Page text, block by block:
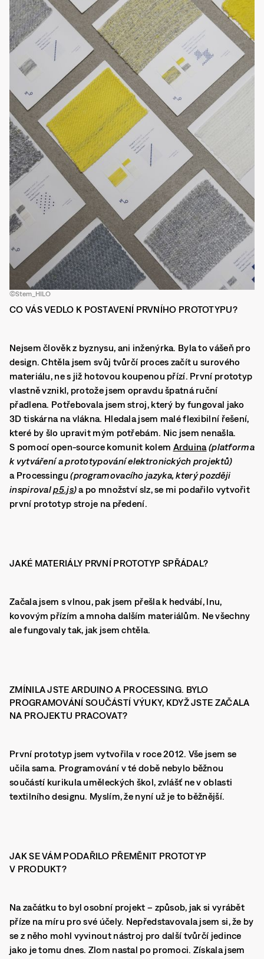
©Stem_HILO
CO VÁS VEDLO K POSTAVENÍ PRVNÍHO PROTOTYPU?
Nejsem člověk z byznysu, ani inženýrka. Byla to vášeň pro
design. Chtěla jsem svůj tvůrčí proces začít u surového
materiálu, ne s již hotovou koupenou přízí. První prototyp
vlastně vznikl, protože jsem opravdu špatná ruční
přadlena. Potřebovala jsem stroj, který by fungoval jako
3D tiskárna na vlákna. Hledala jsem malé flexibilní řešení,
které by šlo upravit mým potřebám. Nic jsem nenašla.
S pomocí open-source komunit kolem Arduina (platforma
k vytváření a prototypování elektronických projektů)
a Processingu(programovacího jazyka, který později
inspirovalp5.js)a po množství slz, se mi podařilo vytvořit
první prototyp stroje na předení.
JAKÉ MATERIÁLY PRVNÍ PROTOTYP SPŘÁDAL?
Začala jsem s vlnou, pak jsem přešla k hedvábí, lnu,
kovovým přízím a mnoha dalším materiálům. Ne všechny
ale fungovaly tak, jak jsem chtěla.
ZMÍNILA JSTE ARDUINO A PROCESSING. BYLO
PROGRAMOVÁNÍ SOUČÁSTÍ VÝUKY, KDYŽ JSTE ZAČALA
NA PROJEKTU PRACOVAT?
První prototyp jsem vytvořila v roce 2012. Vše jsem se
učila sama. Programování v té době nebylo běžnou
součástí kurikula uměleckých škol, zvlášť ne v oblasti
textilního designu. Myslím, že nyní už je to běžnější.
JAK SE VÁM PODAŘILO PŘEMĚNIT PROTOTYP
V PRODUKT?
Na začátku to byl osobní projekt – způsob, jak si vyrábět
příze na míru pro své účely. Nepředstavovala jsem si, že by
se z něho mohl vyvinout nástroj pro další tvůrčí jedince
jako je tomu dnes. Zlom nastal po promoci. Získala jsem